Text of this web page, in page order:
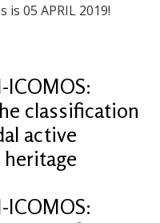
05 APRIL 2019!
classification
active